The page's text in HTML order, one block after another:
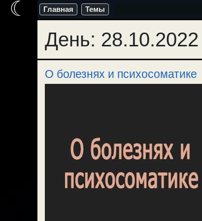
Перейти
содержимому
Главная Темы
День: 28.10.2022
О болезнях и психосоматике
☾